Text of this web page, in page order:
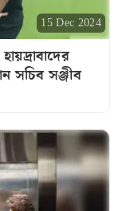
15 Dec 2024
সচিব সঞ্জীব